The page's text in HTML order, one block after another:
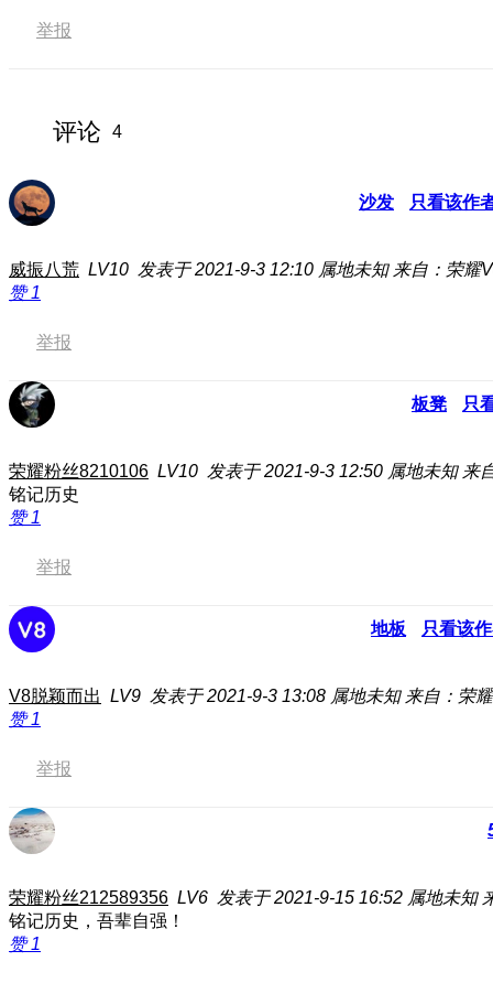
举报
评论 4
沙发 只看该作
威振八荒 LV10 发表于 2021-9-3 12:10 属地未知 来自：荣耀
赞1
举报
板凳 只
荣耀粉丝8210106 LV10 发表于 2021-9-3 12:50 属地未知 来
铭记历史
赞1
举报
地板 只看该
V8脱颖而出 LV9 发表于 2021-9-3 13:08 属地未知 来自：荣
赞1
举报
荣耀粉丝212589356 LV6 发表于 2021-9-15 16:52 属地未知
铭记历史，吾辈自强！
赞1